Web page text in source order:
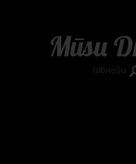
Mūsu
latviešu